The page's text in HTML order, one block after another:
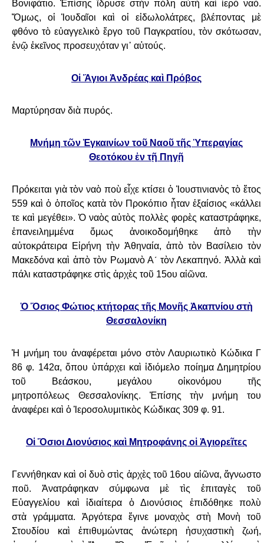
Βονιφάτιο. Ἐπίσης ἵδρυσε στὴν πόλη αὐτὴ καὶ ἱερὸ ναό.
Ὅμως, οἱ Ἰουδαῖοι καὶ οἱ εἰδωλολάτρες, βλέποντας μὲ
φθόνο τὸ εὐαγγελικὸ ἔργο τοῦ Παγκρατίου, τὸν σκότωσαν,
ἐνῷ ἐκεῖνος προσευχόταν γι᾿ αὐτούς.
Οἱ Ἅγιοι Ἀνδρέας καὶ Πρόβος
Μαρτύρησαν διὰ πυρός.
Μνήμη τῶν Ἐγκαινίων τοῦ Ναοῦ τῆς Ὑπεραγίας
Θεοτόκου ἐν τῇ Πηγῇ
Πρόκειται γιὰ τὸν ναὸ ποὺ εἶχε κτίσει ὁ Ἰουστινιανὸς τὸ ἔτος
559 καὶ ὁ ὁποῖος κατὰ τὸν Προκόπιο ἦταν ἐξαίσιος «κάλλει
τε καὶ μεγέθει». Ὁ ναὸς αὐτὸς πολλὲς φορὲς καταστράφηκε,
ἐπανειλημμένα ὅμως ἀνοικοδομήθηκε ἀπὸ τὴν
αὐτοκράτειρα Εἰρήνη τὴν Ἀθηναία, ἀπὸ τὸν Βασίλειο τὸν
Μακεδόνα καὶ ἀπὸ τὸν Ρωμανὸ Α´ τὸν Λεκαπηνό. Ἀλλὰ καὶ
πάλι καταστράφηκε στὶς ἀρχὲς τοῦ 15ου αἰῶνα.
Ὁ Ὅσιος Φώτιος κτήτορας τῆς Μονῆς Ἀκαπνίου στὴ
Θεσσαλονίκη
Ἡ μνήμη του ἀναφέρεται μόνο στὸν Λαυριωτικὸ Κώδικα Γ
86 φ. 142α, ὅπου ὑπάρχει καὶ ἰδιόμελο ποίημα Δημητρίου
τοῦ Βεάσκου, μεγάλου οἰκονόμου τῆς
μητροπόλεως Θεσσαλονίκης. Ἐπίσης τὴν μνήμη του
ἀναφέρει καὶ ὁ Ἱεροσολυμιτικὸς Κώδικας 309 φ. 91.
Οἱ Ὅσιοι Διονύσιος καὶ Μητροφάνης οἱ Ἁγιορεῖτες
Γεννήθηκαν καὶ οἱ δυὸ στὶς ἀρχὲς τοῦ 16ου αἰῶνα, ἄγνωστο
ποῦ. Ἀνατράφηκαν σύμφωνα μὲ τὶς ἐπιταγὲς τοῦ
Εὐαγγελίου καὶ ἰδιαίτερα ὁ Διονύσιος ἐπιδόθηκε πολὺ
στὰ γράμματα. Ἀργότερα ἔγινε μοναχὸς στὴ Μονὴ τοῦ
Στουδίου καὶ ἐπιθυμώντας ἀνώτερη ἡσυχαστικὴ ζωή,